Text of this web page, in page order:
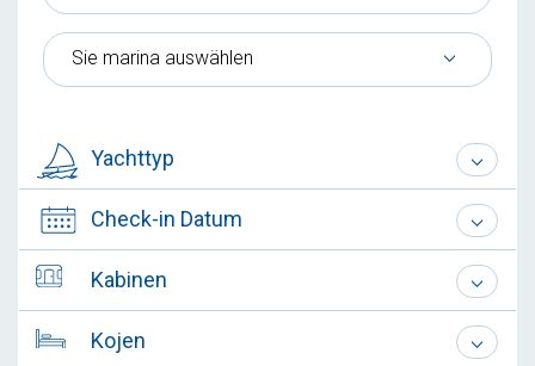
Sie marina auswählen
Yachttyp
Check-in Datum
Kabinen
Kojen